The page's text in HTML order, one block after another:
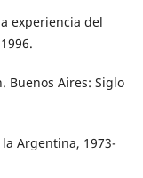
experiencia del
Buenos Aires: Siglo
Argentina, 1973-